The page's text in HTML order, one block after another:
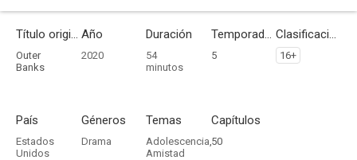
Título original
Outer
Banks
Año
2020
Duración
54
minutos
Temporadas
5
Clasificación por edades
16+
País
Estados
Unidos
Géneros
Drama
Temas
Adolescencia,
Amistad
Capítulos
50